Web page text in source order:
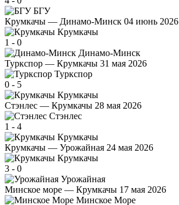
БГУ
Крумкачы — Динамо-Минск 04 июнь 2026
Крумкачы
1 - 0
Динамо-Минск
Туркспор — Крумкачы 31 мая 2026
Туркспор
0 - 5
Крумкачы
Стэнлес — Крумкачы 28 мая 2026
Стэнлес
1 - 4
Крумкачы
Крумкачы — Урожайная 24 мая 2026
Крумкачы
3 - 0
Урожайная
Минское море — Крумкачы 17 мая 2026
Минское Море